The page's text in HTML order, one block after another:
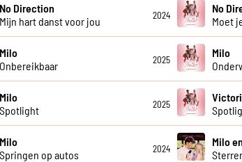
No Direction
Mijn hart danst voor jou
2024
No
Moet
Milo
Onbereikbaar
2025
Milo
Milo
Spotlight
2025
Milo
Springen op autos
2024
Milo